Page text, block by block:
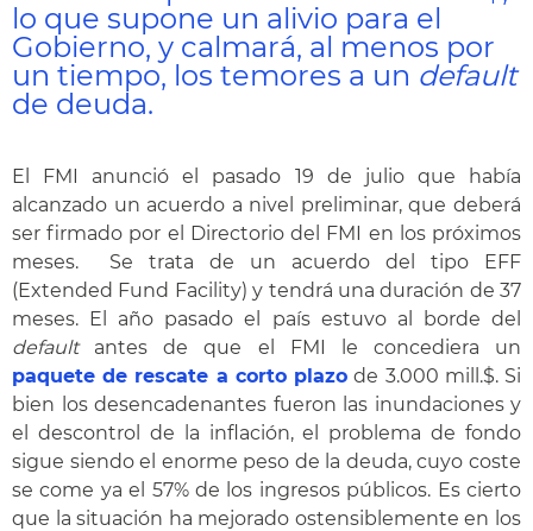
lo que supone un alivio para el
Gobierno, y calmará, al menos por
un tiempo, los temores a un default
de deuda.
El FMI anunció el pasado 19 de julio que había
alcanzado un acuerdo a nivel preliminar, que deberá
ser firmado por el Directorio del FMI en los próximos
meses. Se trata de un acuerdo del tipo EFF
(Extended Fund Facility) y tendrá una duración de 37
meses. El año pasado el país estuvo al borde del
defaultantes de que el FMI le concediera un
paquete de rescate a corto plazo de 3.000 mill.$. Si
bien los desencadenantes fueron las inundaciones y
el descontrol de la inflación, el problema de fondo
sigue siendo el enorme peso de la deuda, cuyo coste
se come ya el 57% de los ingresos públicos. Es cierto
que la situación ha mejorado ostensiblemente en los